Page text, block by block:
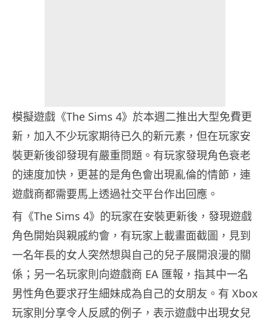
模擬遊戲《The Sims 4》於本週二推出大型免費更
新，加入不少玩家期待已久的新元素，但在玩家安
裝更新後卻發現有嚴重問題。有玩家發現角色衰老
的速度加快，更甚的是角色會出現亂倫的情節，連
遊戲商都需要馬上透過社交平台作出回應。
有《The Sims 4》的玩家在安裝更新後，發現遊戲
角色開始與親戚約會，有玩家上載畫面截圖，見到
一名年長的女人突然想與自己的兒子展開浪漫的關
係；另一名玩家則向遊戲商 EA 匯報，指其中一名
男性角色要求孖生細妹成為自己的女朋友。有 Xbox
玩家則分享令人反感的例子，表示遊戲中出現女兒